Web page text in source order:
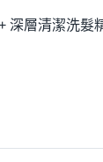
深層清潔洗髮